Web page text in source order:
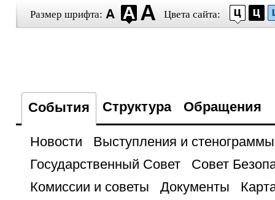
Размер шрифта: Цвета сайта:
События Структура Обращения
Новости
Выступления и стенограммы
Государственный Совет
Совет
Комиссии и советы
Документы